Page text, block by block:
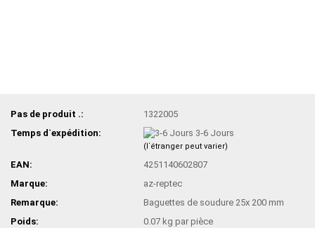
Pas de produit .:
1322005
Temps d`expédition:
3-6 Jours
(l`étranger peut varier)
EAN:
4251140602807
Marque:
az-reptec
Remarque:
Baguettes de soudure 25x 200 mm
Poids:
0.07 kg par pièce